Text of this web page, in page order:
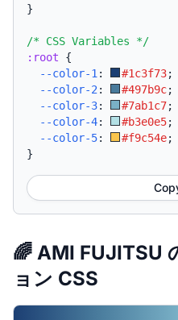
}
/* CSS Variables */
:root {
--color-1 : #1c3f73;
--color-2 : #497b9c;
--color-3: #7ab1c7;
--color-4: #b3e0e5;
--color-5: #f9c54e;
}
🌈 AMI FUJITSU
ョン CSS